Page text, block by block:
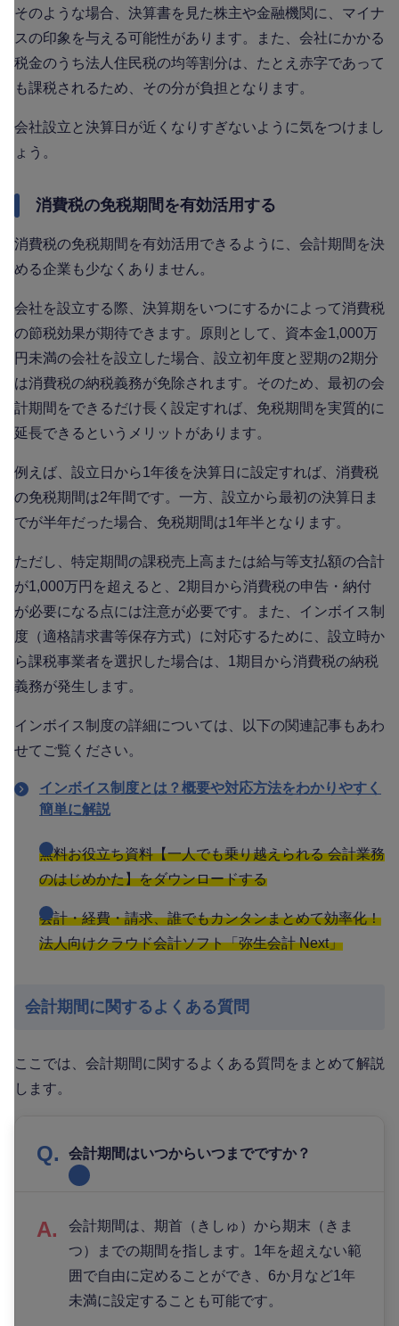
そのような場合、決算書を見た株主や金融機関に、マイナ
スの印象を与える可能性があります。また、会社にかかる
税金のうち法人住民税の均等割分は、たとえ赤字であって
も課税されるため、その分が負担となります。
会社設立と決算日が近くなりすぎないように気をつけまし
ょう。
消費税の免税期間を有効活用する
消費税の免税期間を有効活用できるように、会計期間を決
める企業も少なくありません。
会社を設立する際、決算期をいつにするかによって消費税
の節税効果が期待できます。原則として、資本金1,000万
円未満の会社を設立した場合、設立初年度と翌期の2期分
は消費税の納税義務が免除されます。そのため、最初の会
計期間をできるだけ長く設定すれば、免税期間を実質的に
延長できるというメリットがあります。
例えば、設立日から1年後を決算日に設定すれば、消費税
の免税期間は2年間です。一方、設立から最初の決算日ま
でが半年だった場合、免税期間は1年半となります。
ただし、特定期間の課税売上高または給与等支払額の合計
が1,000万円を超えると、2期目から消費税の申告・納付
が必要になる点には注意が必要です。また、インボイス制
度（適格請求書等保存方式）に対応するために、設立時か
ら課税事業者を選択した場合は、1期目から消費税の納税
義務が発生します。
インボイス制度の詳細については、以下の関連記事もあわ
せてご覧ください。
インボイス制度とは？概要や対応方法をわかりやすく
簡単に解説
無料お役立ち資料【一人でも乗り越えられる 会計業務
のはじめかた】をダウンロードする
会計・経費・請求、誰でもカンタンまとめて効率化！
法人向けクラウド会計ソフト「弥生会計 Next」
会計期間に関するよくある質問
ここでは、会計期間に関するよくある質問をまとめて解説
します。
会計期間はいつからいつまでですか？
会計期間は、期首（きしゅ）から期末（きま
つ）までの期間を指します。1年を超えない範
囲で自由に定めることができ、6か月など1年
未満に設定することも可能です。